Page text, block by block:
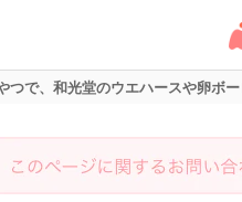
つで、和光堂のウエハースや卵ボ